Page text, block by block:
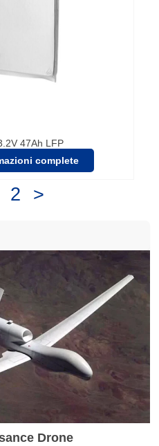
47Ah LFP
complete
2 >
Drone